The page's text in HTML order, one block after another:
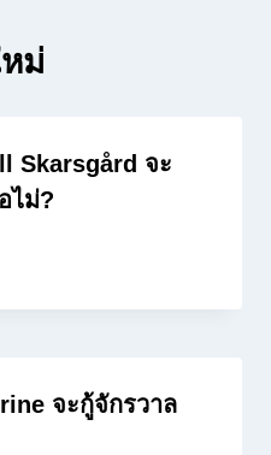
ม่
Skarsgård จะ
ไม่?
จะกู้จักรวาล